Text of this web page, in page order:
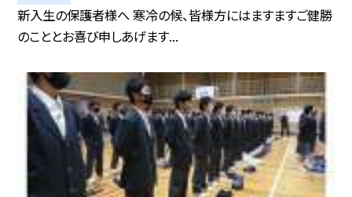
新入生の保護者様へ 寒冷の候、皆様方にはますますご健勝
のこととお喜び申しあげます...